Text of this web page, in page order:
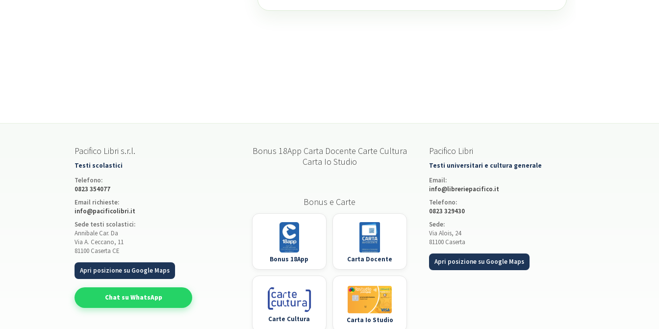
Pacifico Libri s.r.l.
Testi scolastici
Telefono:
0823 354077
Email richieste:
info@pacificolibri.it
Sede testi scolastici:
Annibale Car. Da
Via A. Ceccano, 11
81100 Caserta CE
Apri posizione su Google Maps
Chat su WhatsApp
Bonus 18App Carta Docente Carte Cultura
Carta Io Studio
Bonus e Carte
Bonus 18App Carta Docente
Carte Cultura Carta Io Studio
Pacifico Libri
Testi universitari e cultura generale
Email:
info@libreriepacifico.it
Telefono:
0823 329430
Sede:
Via Alois, 24
81100 Caserta
Apri posizione su Google Maps